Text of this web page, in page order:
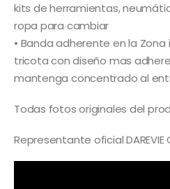
kits de herramientas,
ropa para cambiar
• Banda adherente en la
tricota con diseño mas
mantenga concentrado al
Todas fotos originales del
Representante oficial DAREVIE